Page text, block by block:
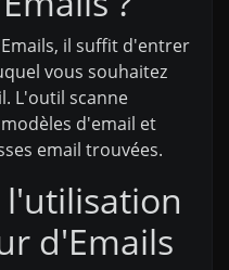
il suffit d'entrer
vous souhaitez
L'outil scanne
d'email et
email trouvées.
l'utilisation
d'Emails